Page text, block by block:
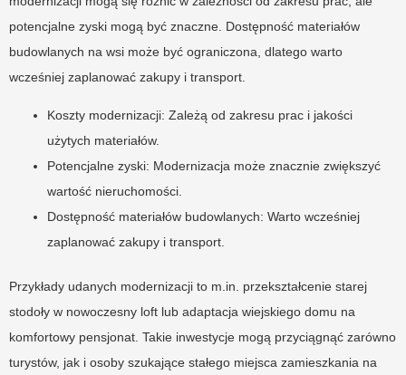
potencjalne zyski mogą być znaczne. Dostępność materiałów
budowlanych na wsi może być ograniczona, dlatego warto
wcześniej zaplanować zakupy i transport.
Koszty modernizacji: Zależą od zakresu prac i jakości
użytych materiałów.
Potencjalne zyski: Modernizacja może znacznie zwiększyć
wartość nieruchomości.
Dostępność materiałów budowlanych: Warto wcześniej
zaplanować zakupy i transport.
Przykłady udanych modernizacji to m.in. przekształcenie starej
stodoły w nowoczesny loft lub adaptacja wiejskiego domu na
komfortowy pensjonat. Takie inwestycje mogą przyciągnąć zarówno
turystów, jak i osoby szukające stałego miejsca zamieszkania na